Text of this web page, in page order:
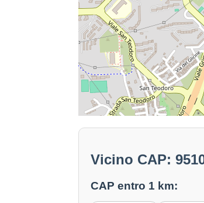
Vicino CAP:
CAP entro 1 km: